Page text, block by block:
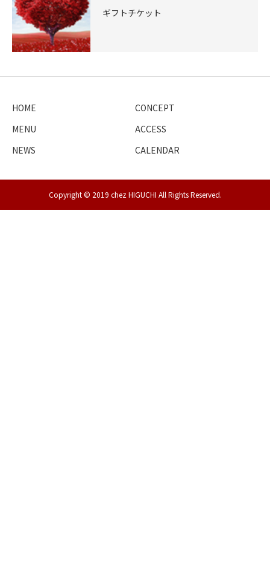
ギフトチケット
HOME
CONCEPT
MENU
ACCESS
NEWS
CALENDAR
Copyright © 2019 chez HIGUCHI All Rights Reserved.